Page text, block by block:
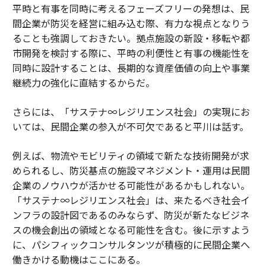
平時と有事を同時に考えるフェーズフリーの発想は、民
間企業が防災を経営に組み込む際、有力な視点となりう
ることも強調しておきたい。拠点施設の新設・移転や都
市開発を検討する際に、平時の利便性と有事の機能性を
同時に設計することは、長期的な資産価値の向上や事業
継続力の強化に直結するからだ。
さらには、「サステナ∞レジリエンス社会」の実現にお
いては、民間企業の参入が不可欠であると平川は話す。
例えば、物流やモビリティの領域で新たな技術開発が求
められるし、防災基点の施設マネジメント・運用は民間
企業のノウハウが活かせる可能性があるかもしれない。
「サステナ∞レジリエンス社会」は、来たるべき社会イ
ンフラの設計図であるのみならず、防災が新たなビジネ
スの機会創出の領域となる可能性を含む。後に示すよう
に、パシフィックコンサルタンツが積極的に民間企業へ
働きかける動機はここにある。